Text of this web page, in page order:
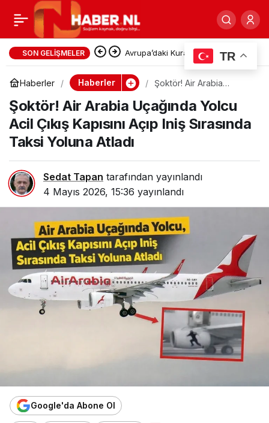
SON GELIŞMELER Avrupa’daki Kuraklık Enerji
Fiyatlarını Vurdu: Hollanda’da
Elektrik Maliyetleri Yükseliyor
Haberler Haberler
Şoktör! Air Arabia
Kapısını Açıp Iniş
Sırasında Taksi Yoluna
Atladı
Şoktör! Air Arabia Uçağında Yolcu
Acil Çıkış Kapısını Açıp Iniş Sırasında
Taksi Yoluna Atladı
Sedat Tapan tarafından yayınlandı
4 Mayıs 2026, 15:36 yayınlandı
Google'da Abone Ol
Küresel Gazeteciler
Konseyi 3. Olağan Genel
Kurul takvimini açıkladı
0 Paylaş
TR